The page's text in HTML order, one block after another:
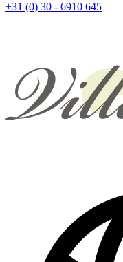
+31 (0) 30 - 6910 645